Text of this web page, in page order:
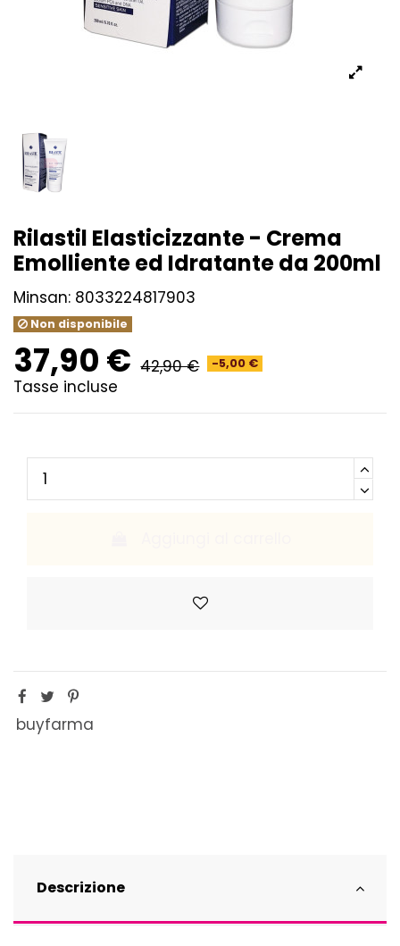
Rilastil Elasticizzante - Crema
Emolliente ed Idratante da 200ml
Minsan: 8033224817903
Non disponibile
37,90 € 42,90 € -5,00 €
Tasse incluse
buyfarma
Descrizione